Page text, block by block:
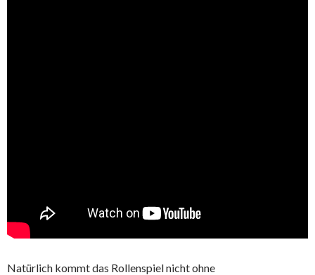
Natürlich kommt das Rollenspiel nicht ohne